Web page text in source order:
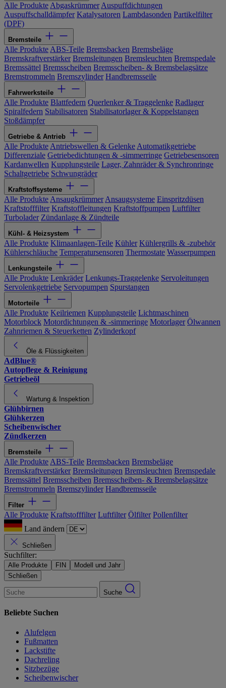
Alle Produkte Abgaskrümmer Auspuffdichtungen
Auspuffschalldämpfer Katalysatoren Lambdasonden Partikelfilter
(DPF)
Bremsteile
Alle Produkte ABS-Teile Bremsbacken Bremsbeläge
Bremskraftverstärker Bremsleitungen Bremsleuchten Bremspedale
Bremssättel Bremsscheiben Bremsscheiben- & Bremsbelagsätze
Bremstrommeln Bremszylinder Handbremsseile
Fahrwerksteile
Alle Produkte Blattfedern Querlenker & Traggelenke Radlager
Spiralfedern Stabilisatoren Stabilisatorlager & Koppelstangen
Stoßdämpfer
Getriebe & Antrieb
Alle Produkte Antriebswellen & Gelenke Automatikgetriebe
Differenziale Getriebedichtungen & -simmerringe Getriebesensoren
Kardanwellen Kupplungsteile Lager, Zahnräder & Synchronringe
Schaltgetriebe Schwungräder
Kraftstoffsysteme
Alle Produkte Ansaugkrümmer Ansaugsysteme Einspritzdüsen
Kraftstofffilter Kraftstoffleitungen Kraftstoffpumpen Luftfilter
Turbolader Zündanlage & Zündteile
Kühl- & Heizsystem
Alle Produkte Klimaanlagen-Teile Kühler Kühlergrills & -zubehör
Kühlerschläuche Temperatursensoren Thermostate Wasserpumpen
Lenkungsteile
Alle Produkte Lenkräder Lenkungs-Traggelenke Servoleitungen
Servolenkgetriebe Servopumpen Spurstangen
Motorteile
Alle Produkte Keilriemen Kupplungsteile Lichtmaschinen
Motorblock Motordichtungen & -simmeringe Motorlager Ölwannen
Zahnriemen & Steuerketten Zylinderkopf
Öle & Flüssigkeiten
AdBlue®
Autopflege & Reinigung
Getriebeöl
Wartung & Inspektion
Glühbirnen
Glühkerzen
Scheibenwischer
Zündkerzen
Bremsteile
Alle Produkte ABS-Teile Bremsbacken Bremsbeläge
Bremskraftverstärker Bremsleitungen Bremsleuchten Bremspedale
Bremssättel Bremsscheiben Bremsscheiben- & Bremsbelagsätze
Bremstrommeln Bremszylinder Handbremsseile
Filter
Alle Produkte Kraftstofffilter Luftfilter Ölfilter Pollenfilter
Land ändern
Schließen
Suchfilter:
Alle Produkte FIN
Modell und Jahr
Schließen
Suche
Beliebte Suchen
Alufelgen
Fußmatten
Lackstifte
Dachreling
Sitzbezüge
Scheibenwischer